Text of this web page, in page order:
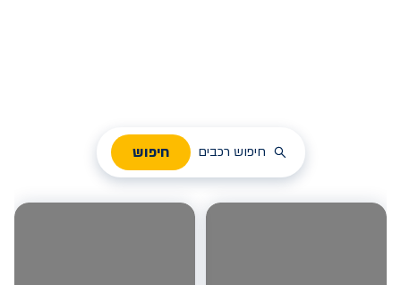
חיפוש רכבים חיפוש